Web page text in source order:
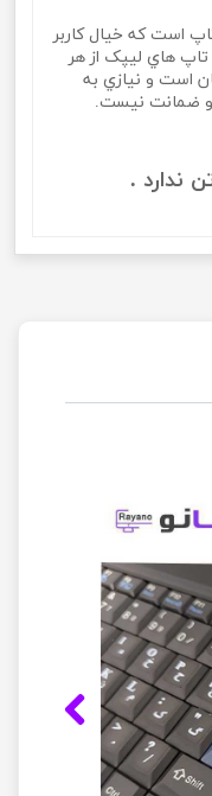
است که خيال کاربر
هاي ليپک از هر
است و نيازي به
ضمانت نيست.
ندارد .